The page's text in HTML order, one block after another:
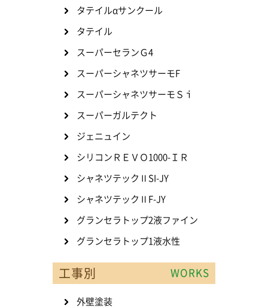
タテイルαサンクール
タテイル
スーパーセランＧ4
スーパーシャネツサーモF
スーパーシャネツサーモＳｉ
スーパーガルテクト
ジェニュイン
シリコンＲＥＶＯ1000-ＩＲ
シャネツテックⅡSI-JY
シャネツテックⅡF-JY
グランセラトップ2液ファイン
グランセラトップ1液水性
工事別 WORKS
外壁塗装